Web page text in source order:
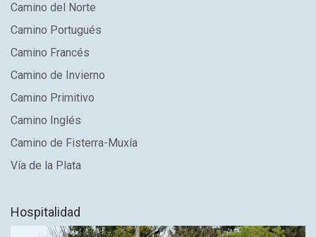
Camino del Norte
Camino Portugués
Camino Francés
Camino de Invierno
Camino Primitivo
Camino Inglés
Camino de Fisterra-Muxía
Vía de la Plata
Hospitalidad